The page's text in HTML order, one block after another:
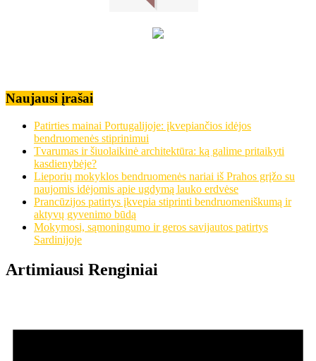
Naujausi įrašai
Patirties mainai Portugalijoje: įkvepiančios idėjos
bendruomenės stiprinimui
Tvarumas ir šiuolaikinė architektūra: ką galime pritaikyti
kasdienybėje?
Lieporių mokyklos bendruomenės nariai iš Prahos grįžo su
naujomis idėjomis apie ugdymą lauko erdvėse
Prancūzijos patirtys įkvepia stiprinti bendruomeniškumą ir
aktyvų gyvenimo būdą
Mokymosi, sąmoningumo ir geros savijautos patirtys
Sardinijoje
Artimiausi Renginiai